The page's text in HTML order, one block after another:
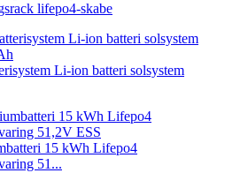
lifepo4-skabe
Li-ion batteri solsystem
15 kWh Lifepo4
51...